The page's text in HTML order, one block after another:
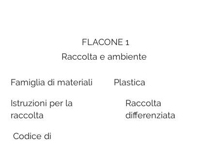
FLACONE 1
Raccolta e ambiente
Famiglia di materiali
Istruzioni per la
raccolta
Codice di
Plastica
Raccolta
differenziata